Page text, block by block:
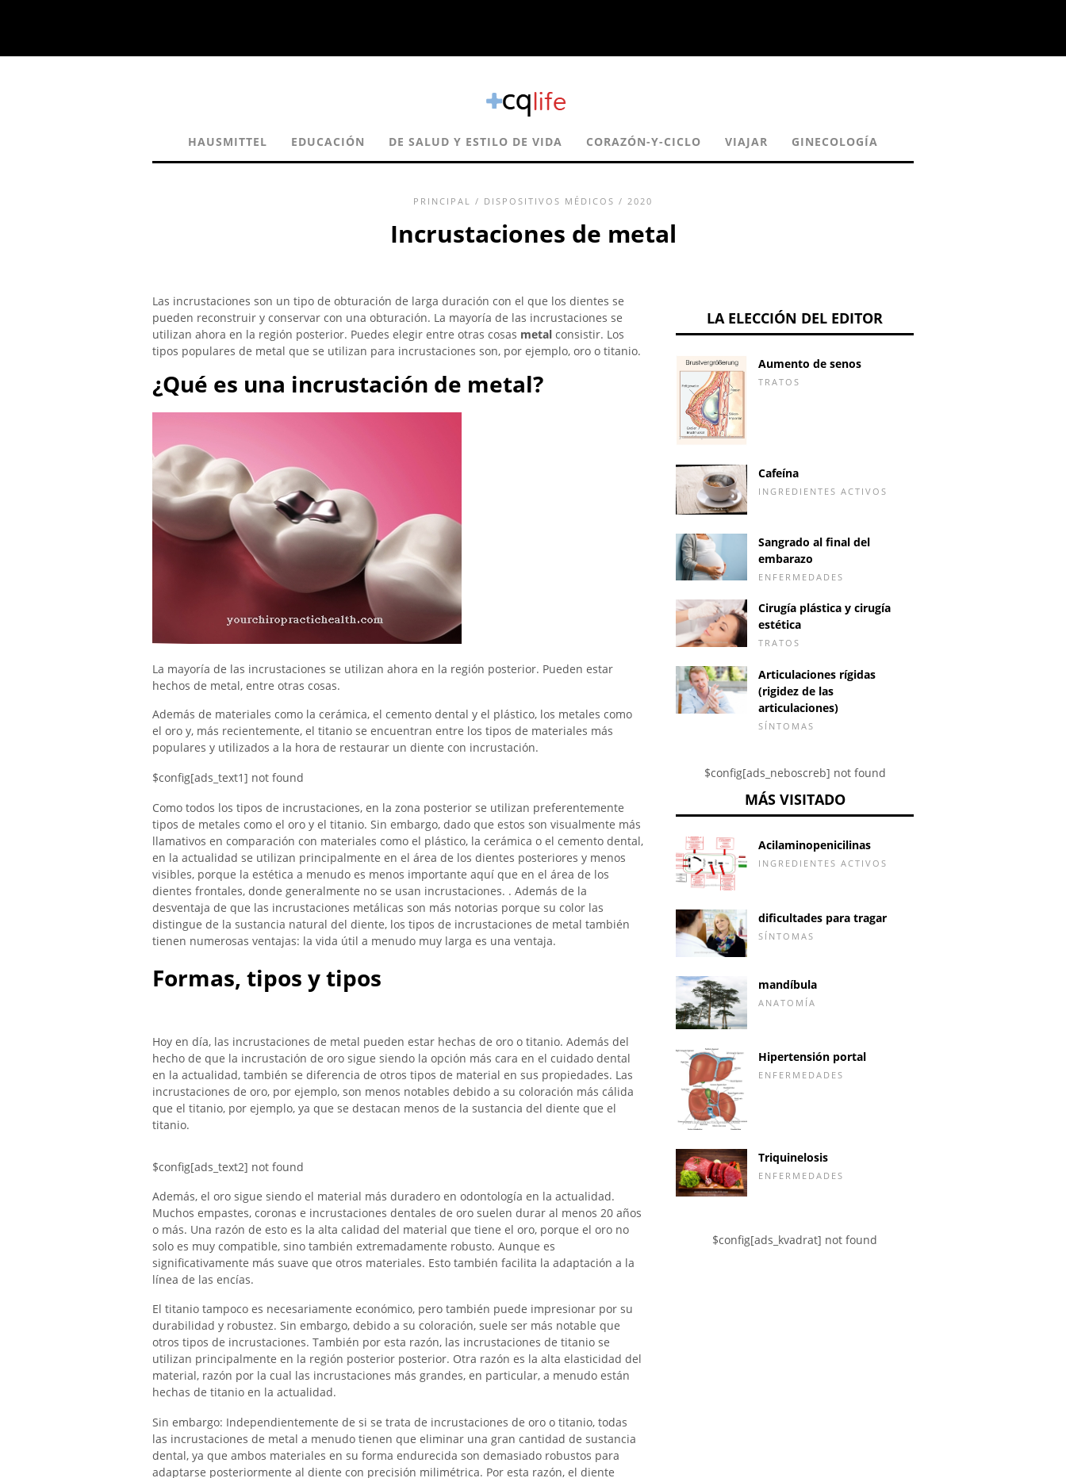
HAUSMITTEL EDUCACIÓN DE SALUD Y ESTILO DE VIDA CORAZÓN-Y-CICLO VIAJAR GINECOLOGÍA
PRINCIPAL / DISPOSITIVOS MÉDICOS / 2020
Incrustaciones de metal
Las incrustaciones son un tipo de obturación de larga duración con el que los dientes se
pueden reconstruir y conservar con una obturación. La mayoría de las incrustaciones se
utilizan ahora en la región posterior. Puedes elegir entre otras cosas metal consistir. Los
tipos populares de metal que se utilizan para incrustaciones son, por ejemplo, oro o titanio.
¿Qué es una incrustación de metal?
La mayoría de las incrustaciones se utilizan ahora en la región posterior. Pueden estar
hechos de metal, entre otras cosas.
Además de materiales como la cerámica, el cemento dental y el plástico, los metales como
el oro y, más recientemente, el titanio se encuentran entre los tipos de materiales más
populares y utilizados a la hora de restaurar un diente con incrustación.
$config[ads_text1] not found
Como todos los tipos de incrustaciones, en la zona posterior se utilizan preferentemente
tipos de metales como el oro y el titanio. Sin embargo, dado que estos son visualmente más
llamativos en comparación con materiales como el plástico, la cerámica o el cemento dental,
en la actualidad se utilizan principalmente en el área de los dientes posteriores y menos
visibles, porque la estética a menudo es menos importante aquí que en el área de los
dientes frontales, donde generalmente no se usan incrustaciones. . Además de la
desventaja de que las incrustaciones metálicas son más notorias porque su color las
distingue de la sustancia natural del diente, los tipos de incrustaciones de metal también
tienen numerosas ventajas: la vida útil a menudo muy larga es una ventaja.
Formas, tipos y tipos
Hoy en día, las incrustaciones de metal pueden estar hechas de oro o titanio. Además del
hecho de que la incrustación de oro sigue siendo la opción más cara en el cuidado dental
en la actualidad, también se diferencia de otros tipos de material en sus propiedades. Las
incrustaciones de oro, por ejemplo, son menos notables debido a su coloración más cálida
que el titanio, por ejemplo, ya que se destacan menos de la sustancia del diente que el
titanio.
$config[ads_text2] not found
Además, el oro sigue siendo el material más duradero en odontología en la actualidad.
Muchos empastes, coronas e incrustaciones dentales de oro suelen durar al menos 20 años
o más. Una razón de esto es la alta calidad del material que tiene el oro, porque el oro no
solo es muy compatible, sino también extremadamente robusto. Aunque es
significativamente más suave que otros materiales. Esto también facilita la adaptación a la
línea de las encías.
El titanio tampoco es necesariamente económico, pero también puede impresionar por su
durabilidad y robustez. Sin embargo, debido a su coloración, suele ser más notable que
otros tipos de incrustaciones. También por esta razón, las incrustaciones de titanio se
utilizan principalmente en la región posterior posterior. Otra razón es la alta elasticidad del
material, razón por la cual las incrustaciones más grandes, en particular, a menudo están
hechas de titanio en la actualidad.
Sin embargo: Independientemente de si se trata de incrustaciones de oro o titanio, todas
las incrustaciones de metal a menudo tienen que eliminar una gran cantidad de sustancia
dental, ya que ambos materiales en su forma endurecida son demasiado robustos para
adaptarse posteriormente al diente con precisión milimétrica. Por esta razón, el diente
LA ELECCIÓN DEL EDITOR
Aumento de senos
TRATOS
Cafeína
INGREDIENTES ACTIVOS
Sangrado al final del
embarazo
ENFERMEDADES
Cirugía plástica y cirugía
estética
TRATOS
Articulaciones rígidas
(rigidez de las
articulaciones)
SÍNTOMAS
$config[ads_neboscreb] not found
MÁS VISITADO
Acilaminopenicilinas
INGREDIENTES ACTIVOS
dificultades para tragar
SÍNTOMAS
mandíbula
ANATOMÍA
Hipertensión portal
ENFERMEDADES
Triquinelosis
ENFERMEDADES
$config[ads_kvadrat] not found